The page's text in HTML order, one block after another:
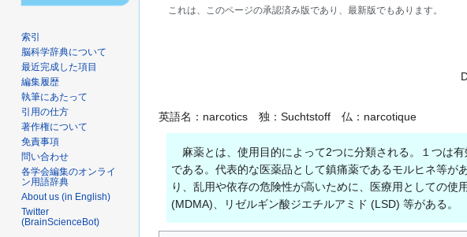
これは、このページの承認済み版であり、最新版でもあります。
ョ
英語名：narcotics 独：Suchtstoff 仏：narcotique
麻薬とは、使用目的によって2つに分類される。１つは
である。代表的な医薬品として鎮痛薬であるモルヒネ等
り、乱用や依存の危険性が高いために、医療用としての
(MDMA)、リゼルギン酸ジエチルアミド (LSD) 等がある。
索引
脳科学辞典について
最近完成した項目
編集履歴
執筆にあたって
引用の仕方
著作権について
免責事項
問い合わせ
各学会編集のオンライ
ン用語辞典
About us (in English)
Twitter
(BrainScienceBot)